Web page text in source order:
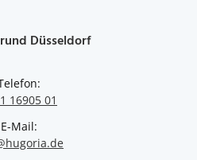
Düsseldorf
16905 01
E-Mail: